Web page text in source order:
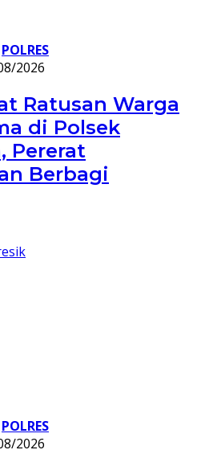
POLRES
2026
Ratusan Warga
di Polsek
Pererat
Berbagi
POLRES
2026